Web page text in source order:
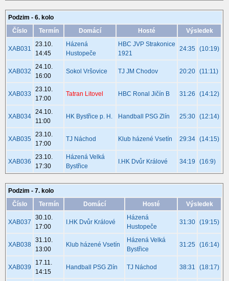
Podzim - 6. kolo
Číslo
Termín Domácí Hosté Výsledek
XAB031
23.10.
14:45
Házená
Hustopeče
HBC JVP Strakonice
1921
24:35 (10:19)
XAB032
24.10.
16:00
Sokol Vršovice TJ JM Chodov 20:20 (11:11)
XAB033
23.10.
17:00
Tatran Litovel HBC Ronal Jičín B 31:26 (14:12)
XAB034
24.10.
11:00
HK Bystřice p. H. Handball PSG Zlín 25:30 (12:14)
XAB035
23.10.
17:00
TJ Náchod Klub házené Vsetín 29:34 (14:15)
XAB036
23.10.
17:30
Házená Velká
Bystřice
I.HK Dvůr Králové 34:19 (16:9)
Podzim - 7. kolo
Číslo
Termín Domácí Hosté Výsledek
XAB037
30.10.
17:00
I.HK Dvůr Králové
Házená
Hustopeče
31:30 (19:15)
XAB038
31.10.
13:00
Klub házené Vsetín
Házená Velká
Bystřice
31:25 (16:14)
XAB039
17.11.
14:15
Handball PSG Zlín TJ Náchod 38:31 (18:17)